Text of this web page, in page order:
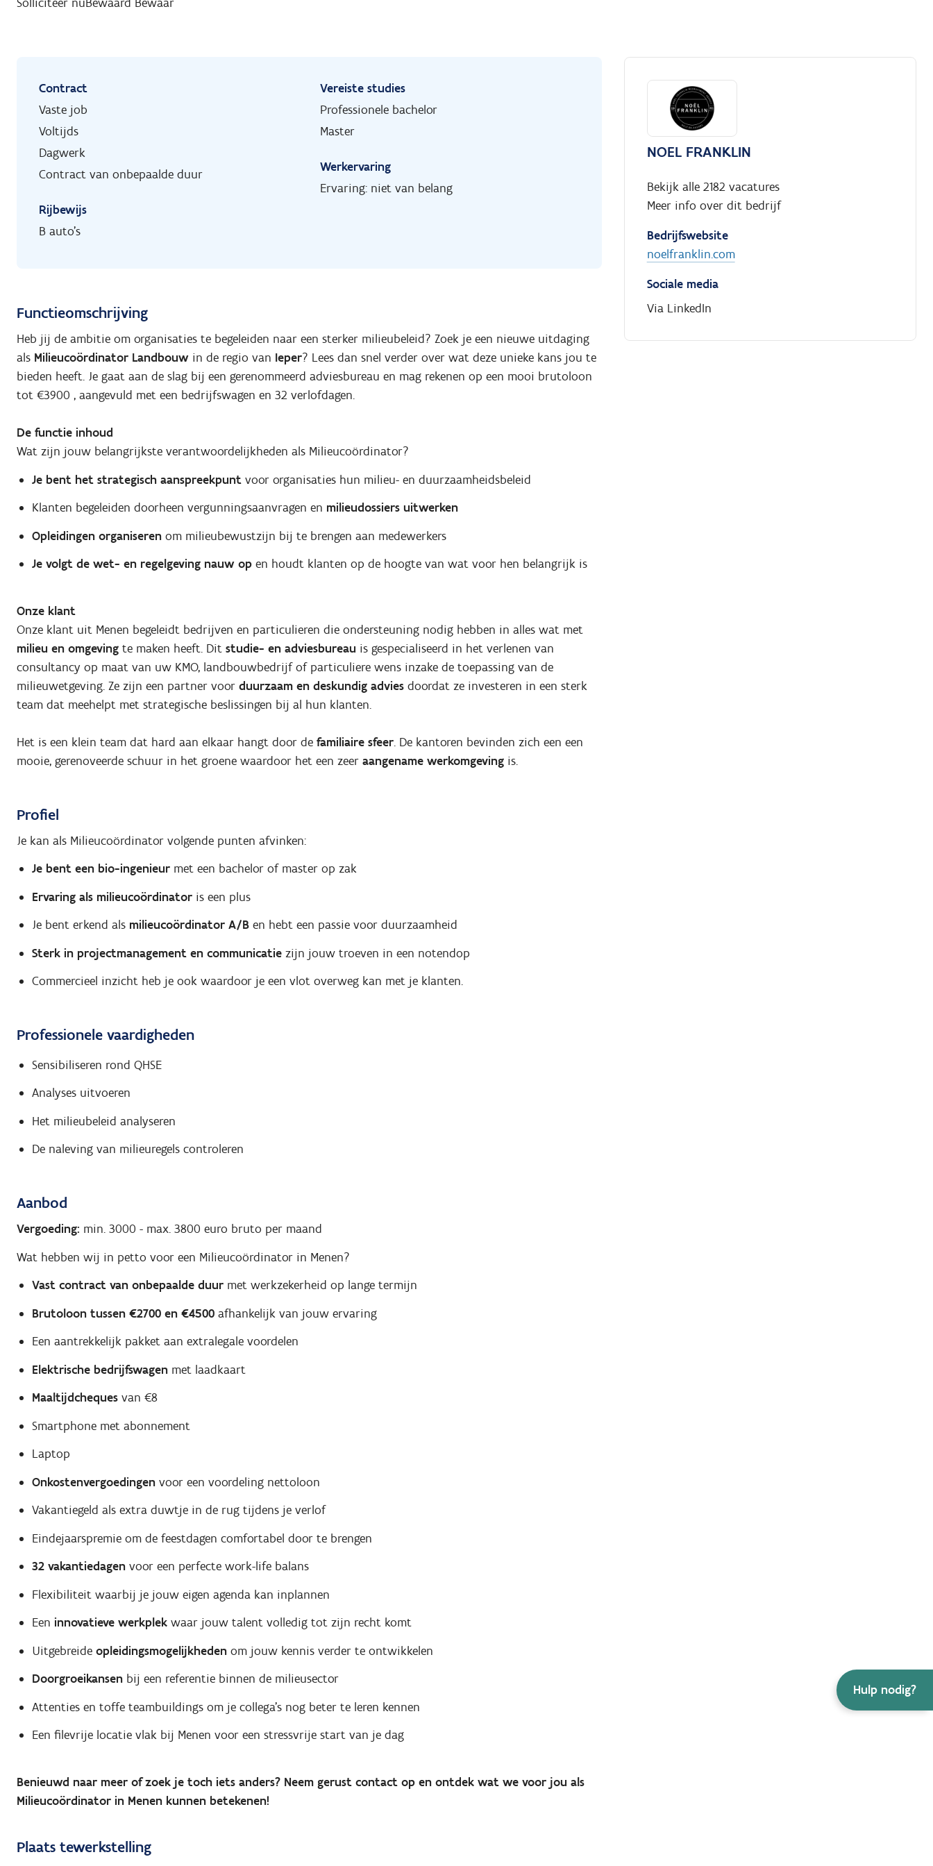
Hulp nodig?
Contract
Vaste job
Voltijds
Dagwerk
Contract van onbepaalde duur
Rijbewijs
B auto's
Vereiste studies
Professionele bachelor
Master
Werkervaring
Ervaring: niet van belang
Functieomschrijving
Heb jij de ambitie om organisaties te begeleiden naar een sterker milieubeleid? Zoek je een nieuwe uitdaging
als Milieucoördinator Landbouw in de regio van Ieper? Lees dan snel verder over wat deze unieke kans jou te
bieden heeft. Je gaat aan de slag bij een gerenommeerd adviesbureau en mag rekenen op een mooi brutoloon
tot €3900 , aangevuld met een bedrijfswagen en 32 verlofdagen.
De functie inhoud
Wat zijn jouw belangrijkste verantwoordelijkheden als Milieucoördinator?
Je bent het strategisch aanspreekpunt voor organisaties hun milieu- en duurzaamheidsbeleid
Klanten begeleiden doorheen vergunningsaanvragen en milieudossiers uitwerken
Opleidingen organiserenom milieubewustzijn bij te brengen aan medewerkers
Je volgt de wet- en regelgeving nauw open houdt klanten op de hoogte van wat voor hen belangrijk is
Onze klant
Onze klant uit Menen begeleidt bedrijven en particulieren die ondersteuning nodig hebben in alles wat met
milieu en omgeving te maken heeft. Dit studie- en adviesbureau is gespecialiseerd in het verlenen van
consultancy op maat van uw KMO, landbouwbedrijf of particuliere wens inzake de toepassing van de
milieuwetgeving. Ze zijn een partner voor duurzaam en deskundig advies doordat ze investeren in een sterk
team dat meehelpt met strategische beslissingen bij al hun klanten.
Het is een klein team dat hard aan elkaar hangt door de familiaire sfeer. De kantoren bevinden zich een een
mooie, gerenoveerde schuur in het groene waardoor het een zeer aangename werkomgeving is.
Profiel
Je kan als Milieucoördinator volgende punten afvinken:
Je bent een bio-ingenieur met een bachelor of master op zak
Ervaring als milieucoördinatoris een plus
Je bent erkend als milieucoördinator A/B en hebt een passie voor duurzaamheid
Sterk in projectmanagement en communicatie zijn jouw troeven in een notendop
Commercieel inzicht heb je ook waardoor je een vlot overweg kan met je klanten.
Professionele vaardigheden
Sensibiliseren rond QHSE
Analyses uitvoeren
Het milieubeleid analyseren
De naleving van milieuregels controleren
Aanbod
Vergoeding: min. 3000 - max. 3800 euro bruto per maand
Wat hebben wij in petto voor een Milieucoördinator in Menen?
Vast contract van onbepaalde duur met werkzekerheid op lange termijn
Brutoloon tussen €2700 en €4500 afhankelijk van jouw ervaring
Een aantrekkelijk pakket aan extralegale voordelen
Elektrische bedrijfswagen met laadkaart
Maaltijdcheques van €8
Smartphone met abonnement
Laptop
Onkostenvergoedingen voor een voordeling nettoloon
Vakantiegeld als extra duwtje in de rug tijdens je verlof
Eindejaarspremie om de feestdagen comfortabel door te brengen
32 vakantiedagen voor een perfecte work-life balans
Flexibiliteit waarbij je jouw eigen agenda kan inplannen
Een innovatieve werkplek waar jouw talent volledig tot zijn recht komt
Uitgebreide opleidingsmogelijkheden om jouw kennis verder te ontwikkelen
Doorgroeikansen bij een referentie binnen de milieusector
Attenties en toffe teambuildings om je collega’s nog beter te leren kennen
Een filevrije locatie vlak bij Menen voor een stressvrije start van je dag
Benieuwd naar meer of zoek je toch iets anders? Neem gerust contact op en ontdek wat we voor jou als
Milieucoördinator in Menen kunnen betekenen!
NOEL FRANKLIN
Bekijk alle 2182 vacatures
Meer info over dit bedrijf
Bedrijfswebsite
noelfranklin.com
Sociale media
Via LinkedIn
Plaats tewerkstelling